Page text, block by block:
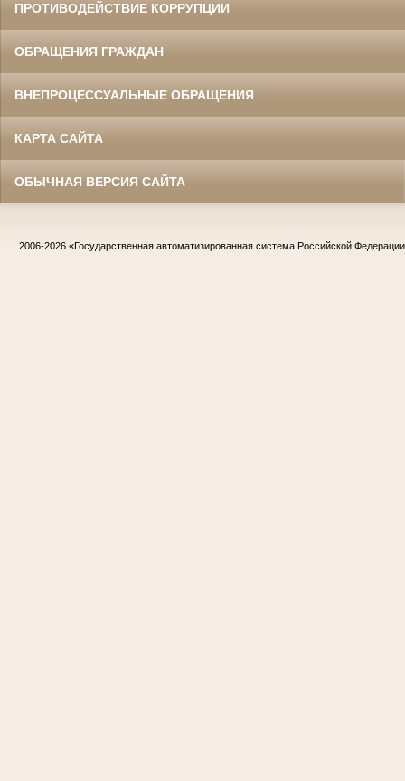
ПРОТИВОДЕЙСТВИЕ КОРРУПЦИИ
ОБРАЩЕНИЯ ГРАЖДАН
ВНЕПРОЦЕССУАЛЬНЫЕ ОБРАЩЕНИЯ
КАРТА САЙТА
ОБЫЧНАЯ ВЕРСИЯ САЙТА
2006-2026 «Государственная автоматизированная система Российской